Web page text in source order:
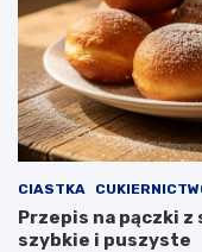
CIASTKA
Przepis na pączki
szybkie i puszyste